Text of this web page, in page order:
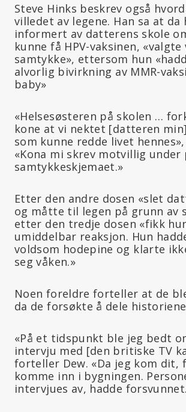
Steve Hinks beskrev også
villedet av legene. Han sa at da
informert av datterens skole
kunne få HPV-vaksinen, «valgte
samtykke», ettersom hun
alvorlig bivirkning av MMR-
baby»
«Helsesøsteren på skolen …
kone at vi nektet [datteren
som kunne redde livet hennes»,
«Kona mi skrev motvillig under
samtykkeskjemaet.»
Etter den andre dosen «slet
og måtte til legen på grunn av
etter den tredje dosen «fikk
umiddelbar reaksjon. Hun
voldsom hodepine og klarte
seg våken.»
Noen foreldre forteller at de
da de forsøkte å dele
«På et tidspunkt ble jeg bedt
intervju med [den britiske TV
forteller Dew. «Da jeg kom dit,
komme inn i bygningen.
intervjues av, hadde